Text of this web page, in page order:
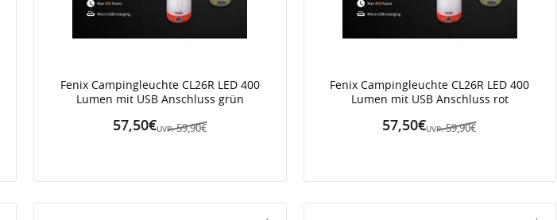
Fenix Campingleuchte CL26R LED 400
Lumen mit USB Anschluss grün
UVP: 59,90€
57,50€
Fenix Campingleuchte CL26R LED 400
Lumen mit USB Anschluss rot
UVP: 59,90€
57,50€